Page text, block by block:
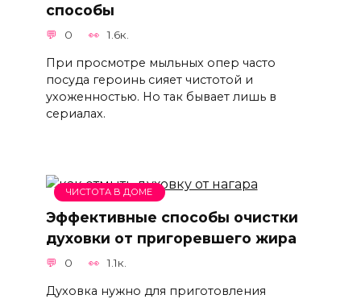
способы
0 1.6к.
При просмотре мыльных опер часто
посуда героинь сияет чистотой и
ухоженностью. Но так бывает лишь в
сериалах.
ЧИСТОТА В ДОМЕ
Эффективные способы очистки
духовки от пригоревшего жира
0 1.1к.
Духовка нужно для приготовления